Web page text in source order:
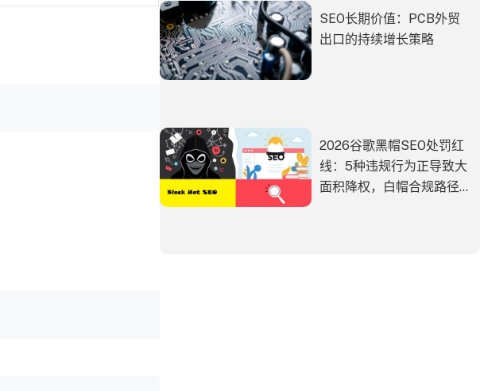
SEO长期价值：PCB外贸
出口的持续增长策略
2026谷歌黑帽SEO处罚红
线：5种违规行为正导致大
面积降权，白帽合规路径